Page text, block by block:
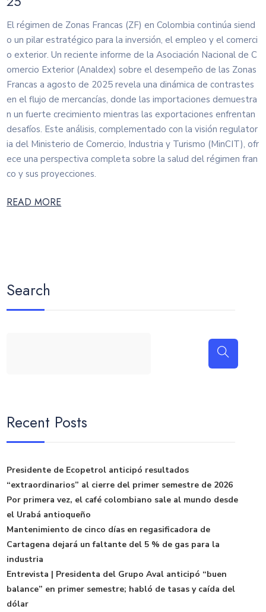
El régimen de Zonas Francas (ZF) en Colombia continúa siend
o un pilar estratégico para la inversión, el empleo y el comerci
o exterior. Un reciente informe de la Asociación Nacional de C
omercio Exterior (Analdex) sobre el desempeño de las Zonas
Francas a agosto de 2025 revela una dinámica de contrastes
en el flujo de mercancías, donde las importaciones demuestra
n un fuerte crecimiento mientras las exportaciones enfrentan
desafíos. Este análisis, complementado con la visión regulator
ia del Ministerio de Comercio, Industria y Turismo (MinCIT), ofr
ece una perspectiva completa sobre la salud del régimen fran
co y sus proyecciones.
READ MORE
Search
Recent Posts
Presidente de Ecopetrol anticipó resultados
“extraordinarios” al cierre del primer semestre de 2026
Por primera vez, el café colombiano sale al mundo desde
el Urabá antioqueño
Mantenimiento de cinco días en regasificadora de
Cartagena dejará un faltante del 5 % de gas para la
industria
Entrevista | Presidenta del Grupo Aval anticipó “buen
balance” en primer semestre; habló de tasas y caída del
dólar